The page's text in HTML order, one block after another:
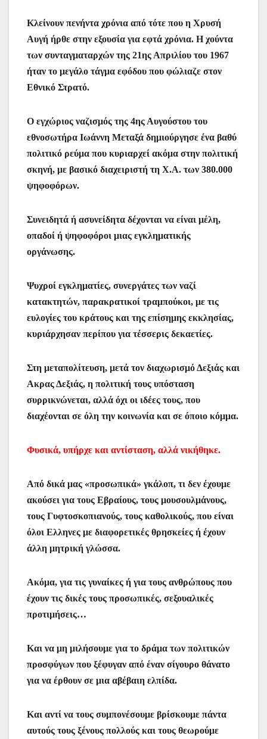
b
o
o
k
A
p
p
st e
n
g
a
m
α
σ
τε
Κλείνουν πενήντα χρόνια από τότε που η Χρυσή
Αυγή ήρθε στην εξουσία για εφτά χρόνια. Η χούντα
των συνταγματαρχών της 21ης Απριλίου του 1967
ήταν το μεγάλο τάγμα εφόδου που φώλιαζε στον
Εθνικό Στρατό.
Ο εγχώριος ναζισμός της 4ης Αυγούστου του
εθνοσωτήρα Ιωάννη Μεταξά δημιούργησε ένα βαθύ
πολιτικό ρεύμα που κυριαρχεί ακόμα στην πολιτική
σκηνή, με βασικό διαχειριστή τη Χ.Α. των 380.000
ψηφοφόρων.
Συνειδητά ή ασυνείδητα δέχονται να είναι μέλη,
οπαδοί ή ψηφοφόροι μιας εγκληματικής
οργάνωσης.
Ψυχροί εγκληματίες, συνεργάτες των ναζί
κατακτητών, παρακρατικοί τραμπούκοι, με τις
ευλογίες του κράτους και της επίσημης εκκλησίας,
κυριάρχησαν περίπου για τέσσερις δεκαετίες.
Στη μεταπολίτευση, μετά τον διαχωρισμό Δεξιάς και
Ακρας Δεξιάς, η πολιτική τους υπόσταση
συρρικνώνεται, αλλά όχι οι ιδέες τους, που
διαχέονται σε όλη την κοινωνία και σε όποιο κόμμα.
Φυσικά, υπήρχε και αντίσταση, αλλά νικήθηκε.
Από δικά μας «προσωπικά» γκάλοπ, τι δεν έχουμε
ακούσει για τους Εβραίους, τους μουσουλμάνους,
τους Γυφτοσκοπιανούς, τους καθολικούς, που είναι
όλοι Ελληνες με διαφορετικές θρησκείες ή έχουν
άλλη μητρική γλώσσα.
Ακόμα, για τις γυναίκες ή για τους ανθρώπους που
έχουν τις δικές τους προσωπικές, σεξουαλικές
προτιμήσεις…
Και να μη μιλήσουμε για το δράμα των πολιτικών
προσφύγων που ξέφυγαν από έναν σίγουρο θάνατο
για να έρθουν σε μια αβέβαιη ελπίδα.
Και αντί να τους συμπονέσουμε βρίσκουμε πάντα
αυτούς τους ξένους πολλούς και τους θεωρούμε